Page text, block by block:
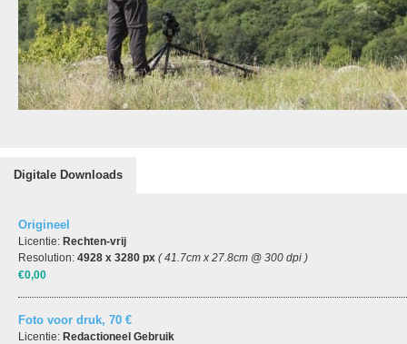
Digitale Downloads
Origineel
Licentie: Rechten-vrij
Resolution: 4928 x 3280 px ( 41.7cm x 27.8cm @ 300 dpi )
€0,00
Foto voor druk, 70 €
Licentie: Redactioneel Gebruik